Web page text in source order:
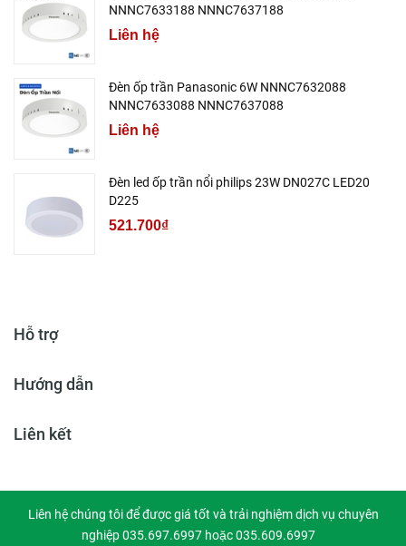
NNNC7633188 NNNC7637188
Liên hệ
Đèn ốp trần Panasonic 6W NNNC7632088
NNNC7633088 NNNC7637088
Liên hệ
Đèn led ốp trần nổi philips 23W DN027C LED20
D225
521.700₫
Hỗ trợ
Hướng dẫn
Liên kết
Liên hệ chúng tôi để được giá tốt và trải nghiệm dịch vụ chuyên
nghiệp 035.697.6997 hoặc 035.609.6997